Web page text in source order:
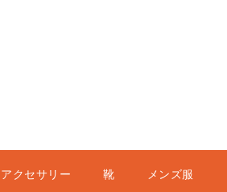
アクセサリー 靴 メンズ服